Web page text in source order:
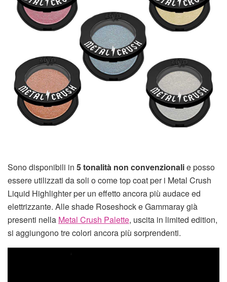
Sono disponibili in 5 tonalità non convenzionalie posso
essere utilizzati da soli o come top coat per i Metal Crush
Liquid Highlighter per un effetto ancora più audace ed
elettrizzante. Alle shade Roseshock e Gammaray già
presenti nella Metal Crush Palette, uscita in limited edition,
si aggiungono tre colori ancora più sorprendenti.